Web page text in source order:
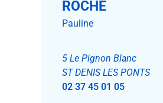
ROCHE
Pauline
5 Le Pignon Blanc
ST DENIS LES PONTS
02 37 45 01 05